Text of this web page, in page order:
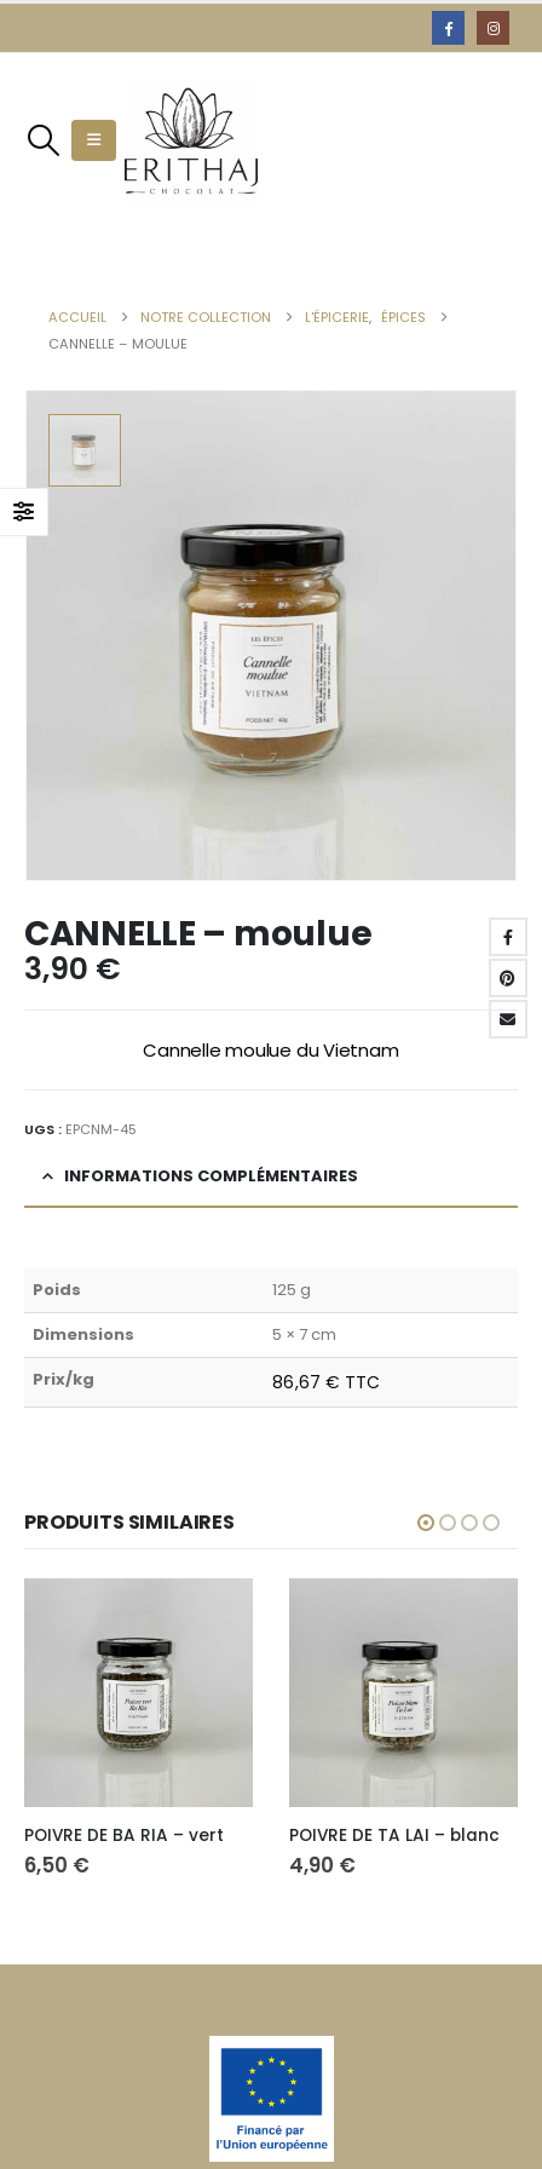
ACCUEIL NOTRE COLLECTION L'ÉPICERIE, ÉPICES
CANNELLE – MOULUE
CANNELLE – moulue
3,90 €
Cannelle moulue du Vietnam
UGS : EPCNM-45
INFORMATIONS COMPLÉMENTAIRES
Poids
125 g
Dimensions
5 × 7 cm
Prix/kg
86,67 € TTC
PRODUITS SIMILAIRES
DE BA RIA – vert POIVRE DE TA LAI – blanc